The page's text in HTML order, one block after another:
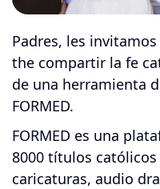
Padres, les
the compartir la fe
de una herramienta
FORMED.
FORMED es una
8000 títulos
caricaturas, audio